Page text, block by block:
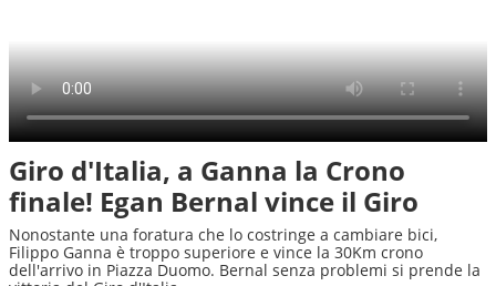
Giro d'Italia, a Ganna la Crono
finale! Egan Bernal vince il Giro
Nonostante una foratura che lo costringe a cambiare bici,
Filippo Ganna è troppo superiore e vince la 30Km crono
dell'arrivo in Piazza Duomo. Bernal senza problemi si prende la